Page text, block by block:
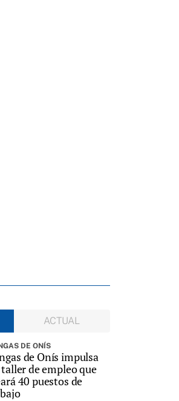
ACTUAL
DE ONÍS
de Onís impulsa
de empleo que
40 puestos de